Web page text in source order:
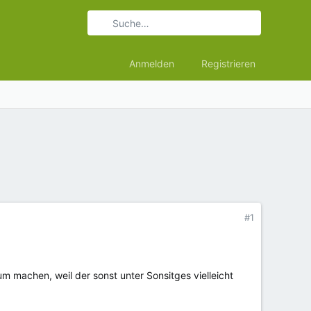
Anmelden Registrieren
#1
machen, weil der sonst unter Sonsitges vielleicht